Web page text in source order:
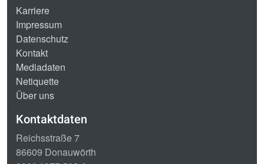
Karriere
Impressum
Datenschutz
Kontakt
Mediadaten
Netiquette
Über uns
Kontaktdaten
Reichsstraße 7
86609 Donauwörth